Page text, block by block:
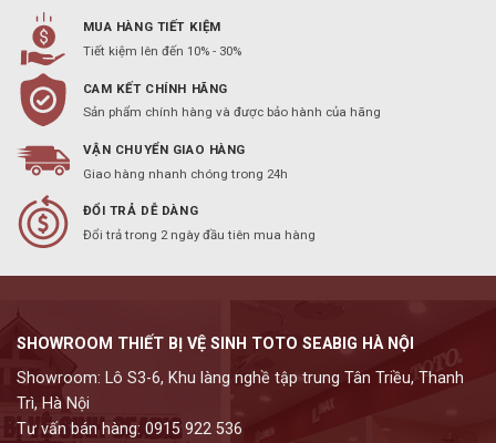
MUA HÀNG TIẾT KIỆM
Tiết kiệm lên đến 10% - 30%
CAM KẾT CHÍNH HÃNG
Sản phẩm chính hàng và được bảo hành của hãng
VẬN CHUYỂN GIAO HÀNG
Giao hàng nhanh chóng trong 24h
ĐỔI TRẢ DỄ DÀNG
Đổi trả trong 2 ngày đầu tiên mua hàng
SHOWROOM THIẾT BỊ VỆ SINH TOTO SEABIG HÀ NỘI
Showroom: Lô S3-6, Khu làng nghề tập trung Tân Triều, Thanh
Trì, Hà Nội
Tư vấn bán hàng: 0915 922 536